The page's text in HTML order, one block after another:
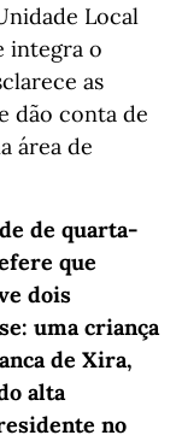
Local
integra o
as
dão conta de
área de
de quarta-
que
dois
uma criança
de Xira,
alta
no